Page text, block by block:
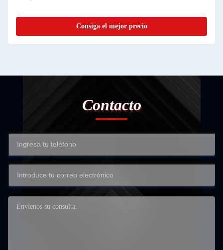
Consiga el mejor precio
Contacto